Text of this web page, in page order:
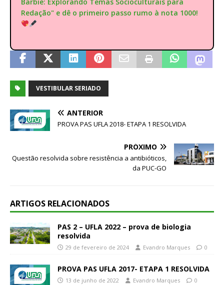
Redação" e dê o primeiro passo rumo à nota 1000!
VESTIBULAR SERIADO
ANTERIOR
PROVA PAS UFLA 2018- ETAPA 1 RESOLVIDA
PRÓXIMO
Questão resolvida sobre resistência a antibióticos,
da PUC-GO
ARTIGOS RELACIONADOS
PAS 2 – UFLA 2022 – prova de biologia
resolvida
29 de fevereiro de 2024 Evandro Marques 0
PROVA PAS UFLA 2017- ETAPA 1 RESOLVIDA
13 de junho de 2022 Evandro Marques 0